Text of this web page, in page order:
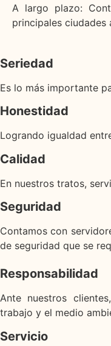
A largo plazo:
principales ciudades
Seriedad
Es lo más importante
Honestidad
Logrando igualdad
Calidad
En nuestros tratos,
Seguridad
Contamos con
de seguridad que se
Responsabilidad
Ante nuestros
trabajo y el medio
Servicio